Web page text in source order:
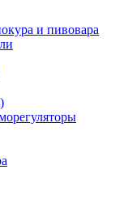
и пивовара